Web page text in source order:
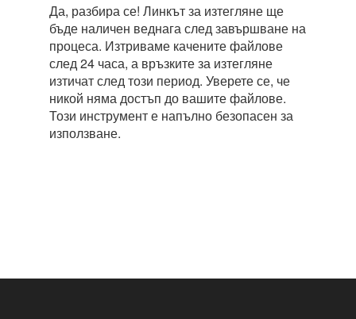
Да, разбира се! Линкът за изтегляне ще
бъде наличен веднага след завършване на
процеса. Изтриваме качените файлове
след 24 часа, а връзките за изтегляне
изтичат след този период. Уверете се, че
никой няма достъп до вашите файлове.
Този инструмент е напълно безопасен за
използване.